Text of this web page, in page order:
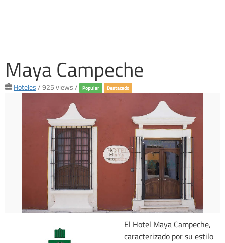
Maya Campeche
Hoteles / 925 views / Popular Destacado
El Hotel Maya Campeche,
caracterizado por su estilo